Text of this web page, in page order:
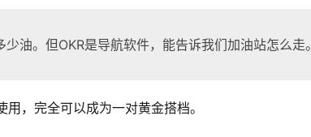
油。但OKR是导航软件，能告诉我们加油站怎么走。
，完全可以成为一对黄金搭档。